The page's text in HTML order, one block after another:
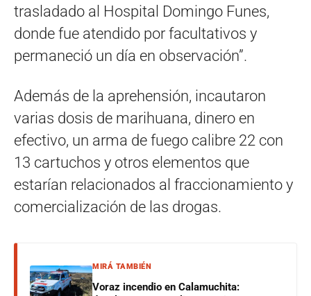
trasladado al Hospital Domingo Funes,
donde fue atendido por facultativos y
permaneció un día en observación”.
Además de la aprehensión, incautaron
varias dosis de marihuana, dinero en
efectivo, un arma de fuego calibre 22 con
13 cartuchos y otros elementos que
estarían relacionados al fraccionamiento y
comercialización de las drogas.
MIRÁ TAMBIÉN
Voraz incendio en Calamuchita: